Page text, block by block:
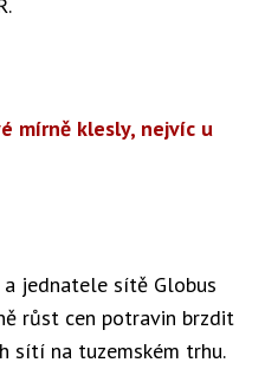
mírně klesly, nejvíc u
a jednatele sítě Globus
růst cen potravin brzdit
sítí na tuzemském trhu.